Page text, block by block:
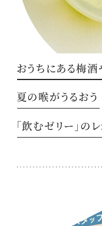
おうちにある梅酒
夏の喉がうるおう
「飲むゼリー」の